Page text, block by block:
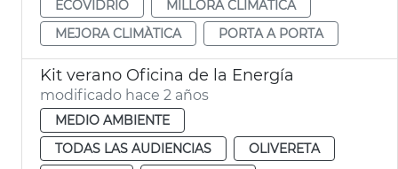
ECOVIDRIO
MILLORA CLIMÀTICA
MEJORA CLIMÀTICA
PORTA A PORTA
Kit verano Oficina de la Energía
modificado hace 2 años
MEDIO AMBIENTE
TODAS LAS AUDIENCIAS
OLIVERETA